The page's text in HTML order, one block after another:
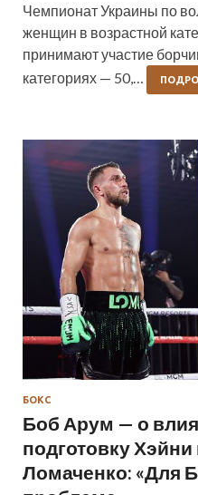
Чемпионат Украины по
женщин в возрастной
принимают участие
категориях — 50,…
БОКС
Боб Арум — о
подготовку Хэйни
Ломаченко: «Для